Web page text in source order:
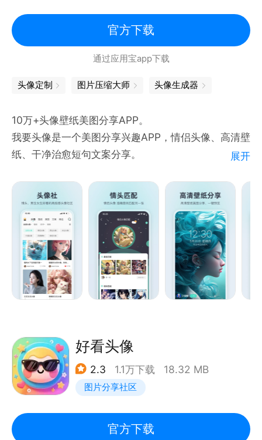
置，适配微信头像、QQ头像等，一键换头像，十分方
便。
【设计】头像模板，圆形、方形、椭圆、男生、女生等
等，你想要的这都有，轻松打造自己的属头像，与
官方下载
通过应用宝app下载
头像定制 图片压缩大师 头像生成器
10万+头像壁纸美图分享APP。
我要头像是一个美图分享兴趣APP，情侣头像、高清壁
纸、干净治愈短句文案分享。
【情侣头像匹配】情侣头像查找匹配，找到另一半头像
【美图分享】简洁分类，头像、壁纸快捷查看，也可一
键分享你的美图。
【文案短句】干净治愈、励志正能量等有深度的短句文
案分享。
【文字图工具】唯美意境的文字图制作，朋友圈背景个
性化。
展开
好看头像
2.3 1.1万下载 18.32 MB
图片分享社区
官方下载